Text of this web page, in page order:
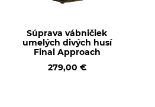
Súprava vábničiek
umelých divých husí
Final Approach
279,00 €